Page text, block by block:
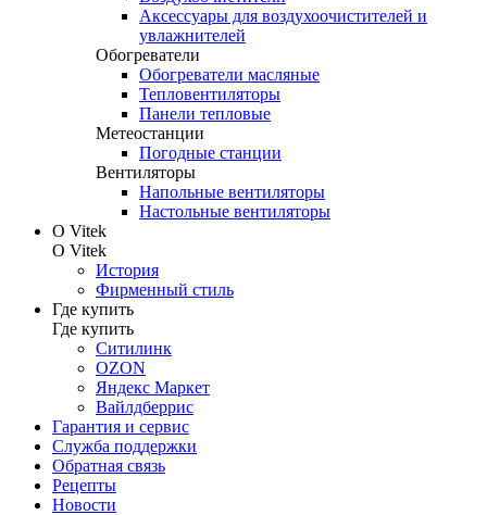
Аксессуары для воздухоочистителей и
увлажнителей
Обогреватели
Обогреватели масляные
Тепловентиляторы
Панели тепловые
Метеостанции
Погодные станции
Вентиляторы
Напольные вентиляторы
Настольные вентиляторы
О Vitek
О Vitek
История
Фирменный стиль
Где купить
Где купить
Ситилинк
OZON
Яндекс Маркет
Вайлдберрис
Гарантия и сервис
Служба поддержки
Обратная связь
Рецепты
Новости